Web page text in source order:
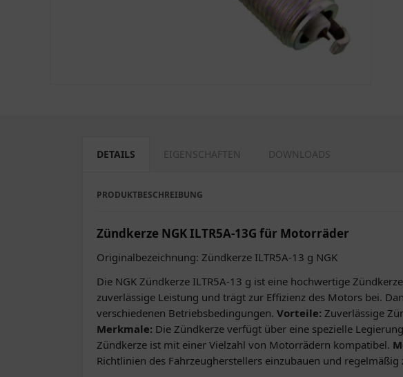
DETAILS EIGENSCHAFTEN DOWNLOADS
PRODUKTBESCHREIBUNG
Zündkerze NGK ILTR5A-13G für Motorräder
Originalbezeichnung: Zündkerze ILTR5A-13 g NGK
Die NGK Zündkerze ILTR5A-13 g ist eine hochwertige
zuverlässige Leistung und trägt zur Effizienz des Motors bei.
verschiedenen Betriebsbedingungen.Vorteile: Zuverlässige
Merkmale: Die Zündkerze verfügt über eine spezielle
Zündkerze ist mit einer Vielzahl von Motorrädern kompatibel.
Richtlinien des Fahrzeugherstellers einzubauen und